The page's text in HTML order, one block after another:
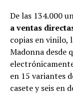
De las 134.000
a ventas
copias en vinilo,
Madonna desde
en 15 variantes
casete y seis en